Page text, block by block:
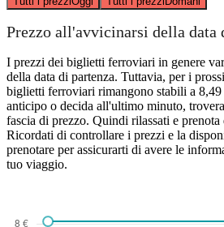
Prezzo all'avvicinarsi della data
I prezzi dei biglietti ferroviari in genere
della data di partenza. Tuttavia, per i
biglietti ferroviari rimangono stabili a
anticipo o decida all'ultimo minuto,
fascia di prezzo. Quindi rilassati e
Ricordati di controllare i prezzi e la
prenotare per assicurarti di avere le
tuo viaggio.